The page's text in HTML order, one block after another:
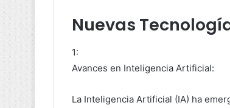
Nuevas
1:
Avances en Inteligencia Artificial:
La Inteligencia Artificial (IA) ha